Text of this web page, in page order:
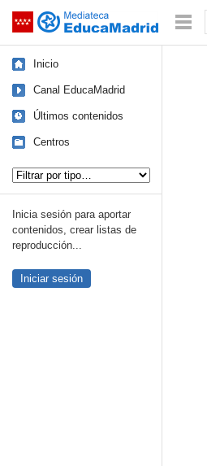
Saltar navegación
Inicio
Canal EducaMadrid
Últimos contenidos
Centros
Inicia sesión para aportar
contenidos, crear listas de
reproducción...
Iniciar sesión